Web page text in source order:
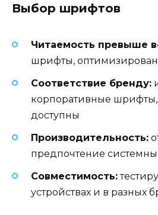
Выбор шрифтов
Читаемость превыше
шрифты,
Соответствие бренду:
корпоративные
доступны
Производительность:
предпочтение
Совместимость:
устройствах и в разных